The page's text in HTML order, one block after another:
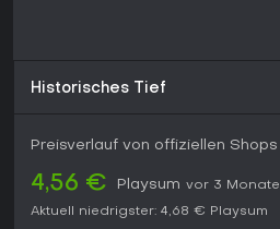
Historisches Tief
Preisverlauf von offiziellen Shops
4,56 € Playsum vor 3
Aktuell niedrigster: 4,68 € Playsum